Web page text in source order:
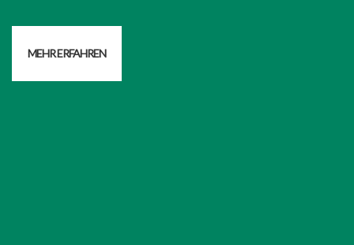
MEHR ERFAHREN